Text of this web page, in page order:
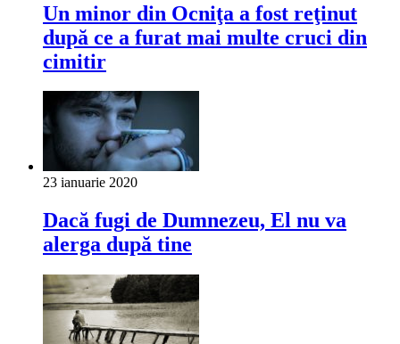
Un minor din Ocniţa a fost reţinut
după ce a furat mai multe cruci din
cimitir
23 ianuarie 2020
Dacă fugi de Dumnezeu, El nu va
alerga după tine